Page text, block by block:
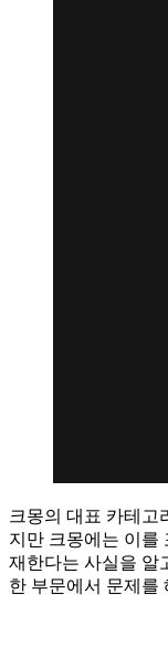
크몽의 대표 카테고
지만 크몽에는 이를
재한다는 사실을 알
한 부문에서 문제를